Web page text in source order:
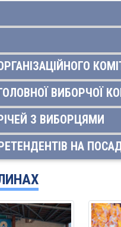
ВИБОРЧОЇ
З ВИБОРЦЯМИ
НА